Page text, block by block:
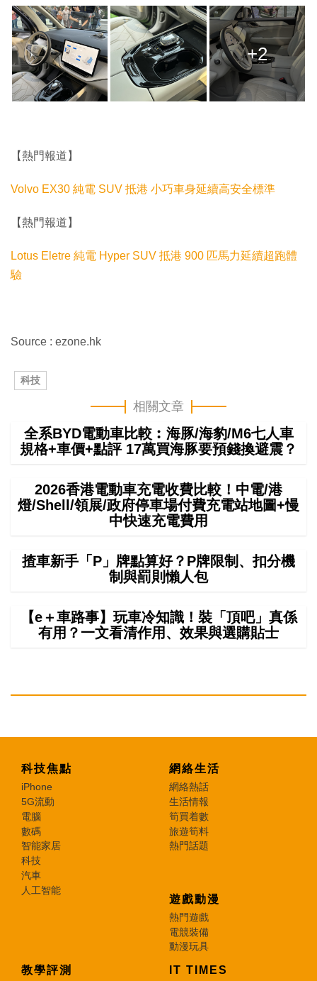
+2
【熱門報道】
Volvo EX30 純電 SUV 抵港 小巧車身延續高安全標準
【熱門報道】
Lotus Eletre 純電 Hyper SUV 抵港 900 匹馬力延續超跑體
驗
Source : ezone.hk
科技
相關文章
全系BYD電動車比較︰海豚/海豹/M6七人車
規格+車價+點評 17萬買海豚要預錢換避震？
2026香港電動車充電收費比較！中電/港
燈/Shell/領展/政府停車場付費充電站地圖+慢
中快速充電費用
揸車新手「P」牌點算好？P牌限制、扣分機
制與罰則懶人包
【e＋車路事】玩車冷知識！裝「頂吧」真係
有用？一文看清作用、效果與選購貼士
科技焦點
iPhone
5G流動
電腦
數碼
智能家居
科技
汽車
人工智能
網絡生活
網絡熱話
生活情報
筍買着數
旅遊筍料
熱門話題
遊戲動漫
熱門遊戲
電競裝備
動漫玩具
教學評測 IT TIMES